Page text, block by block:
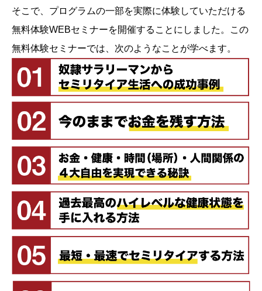
そこで、プログラムの一部を実際に体験していただける
無料体験WEBセミナーを開催することにしました。この
無料体験セミナーでは、次のようなことが学べます。